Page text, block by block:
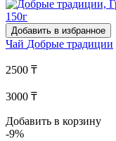
Добавить в избранное
Чай Добрые традиции
2500 ₸
3000 ₸
Добавить в корзину
-9%